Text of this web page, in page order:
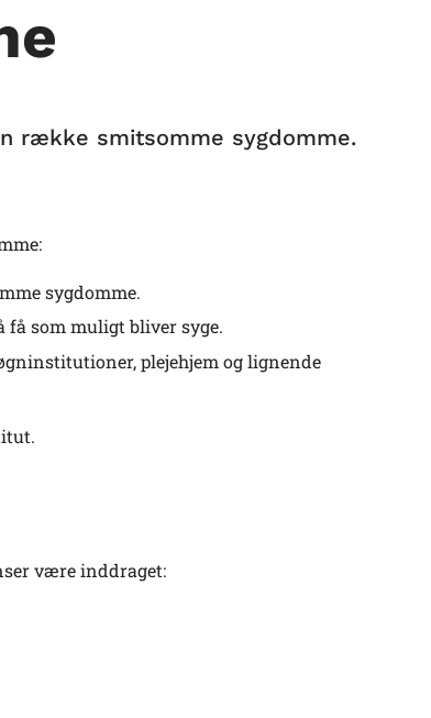
række smitsomme sygdomme.
sygdomme.
som muligt bliver syge.
plejehjem og lignende
være inddraget: